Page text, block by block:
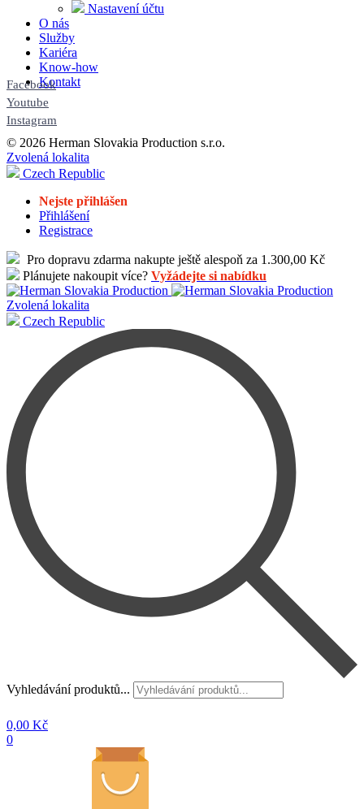
Nastavení účtu
O nás
Služby
Kariéra
Know-how
Kontakt
Facebook
Youtube
Instagram
© 2026 Herman Slovakia Production s.r.o.
Zvolená lokalita
Czech Republic
Nejste přihlášen
Přihlášení
Registrace
Pro dopravu zdarma nakupte ještě alespoň za 1.300,00 Kč
Plánujete nakoupit více? Vyžádejte si nabídku
Zvolená lokalita
Czech Republic
Vyhledávání produktů...
0,00 Kč
0